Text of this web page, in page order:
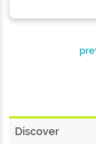
Discover